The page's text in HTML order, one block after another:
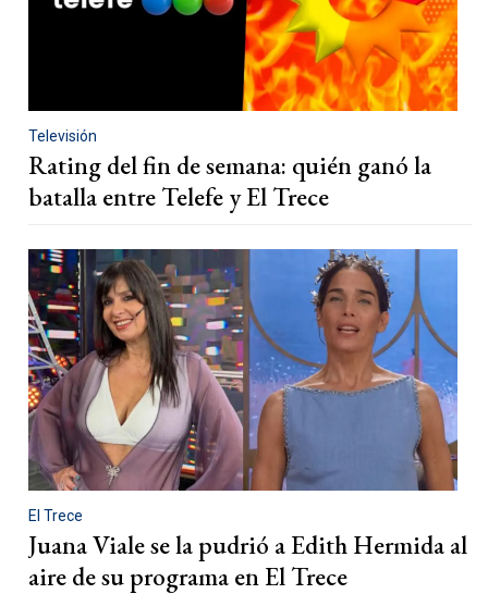
Televisión
Rating del fin de semana: quién ganó la
batalla entre Telefe y El Trece
El Trece
Juana Viale se la pudrió a Edith Hermida al
aire de su programa en El Trece